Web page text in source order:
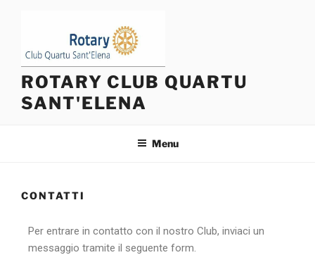
ROTARY CLUB QUARTU
SANT'ELENA
Menu
CONTATTI
Per entrare in contatto con il nostro Club, inviaci un
messaggio tramite il seguente form.